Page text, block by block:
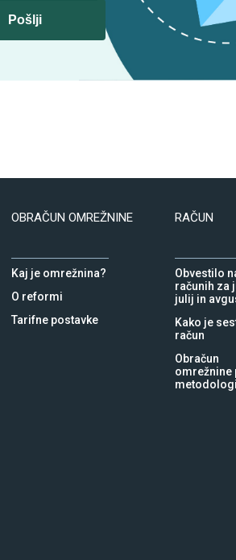
nasvete in druge zanimive novosti in
Pošlji
OBRAČUN OMREŽNINE
Kaj je omrežnina?
O reformi
Tarifne postavke
RAČUN
Obvestilo
računih za
julij in
Kako je
račun
Obračun
omrežnine